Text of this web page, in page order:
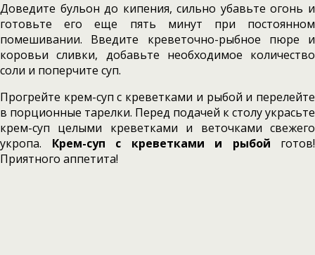
Доведите бульон до кипения, сильно убавьте огонь и
готовьте его еще пять минут при постоянном
помешивании. Введите креветочно-рыбное пюре и
коровьи сливки, добавьте необходимое количество
соли и поперчите суп.
Прогрейте крем-суп с креветками и рыбой и перелейте
в порционные тарелки. Перед подачей к столу украсьте
крем-суп целыми креветками и веточками свежего
укропа. Крем-суп с креветками и рыбой готов!
Приятного аппетита!